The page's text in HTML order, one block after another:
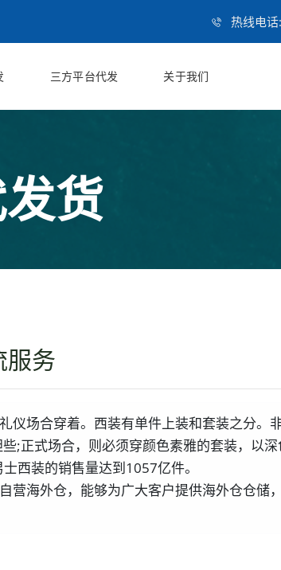
热线电话:
三方平台代发 关于我们
货
服务
仪场合穿着。西装有单件上装和套装之分。
;正式场合，则必须穿颜色素雅的套装，以
西装的销售量达到1057亿件。
营海外仓，能够为广大客户提供海外仓仓储